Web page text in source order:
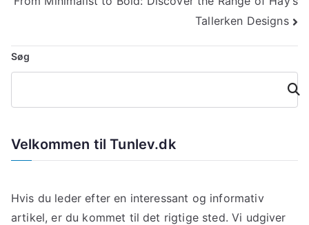
Tallerken Designs
Søg
Søg
Velkommen til Tunlev.dk
Hvis du leder efter en interessant og informativ
artikel, er du kommet til det rigtige sted. Vi udgiver